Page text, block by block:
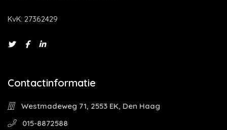
KvK: 27362429
Contactinformatie
Westmadeweg 71, 2553 EK, Den Haag
015-8872588